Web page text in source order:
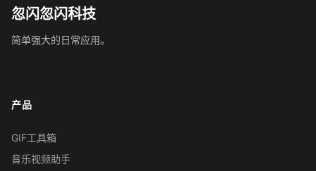
忽闪忽闪科技
简单强大的日常应用。
产品
GIF工具箱
音乐视频助手